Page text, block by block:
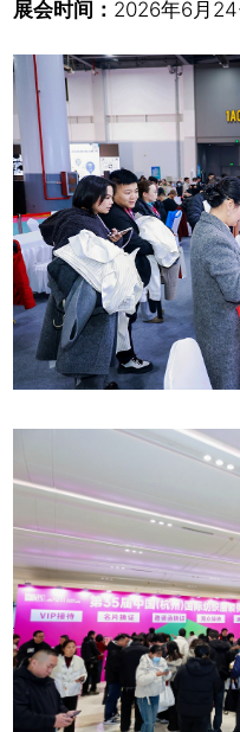
展会时间： 2026年6月